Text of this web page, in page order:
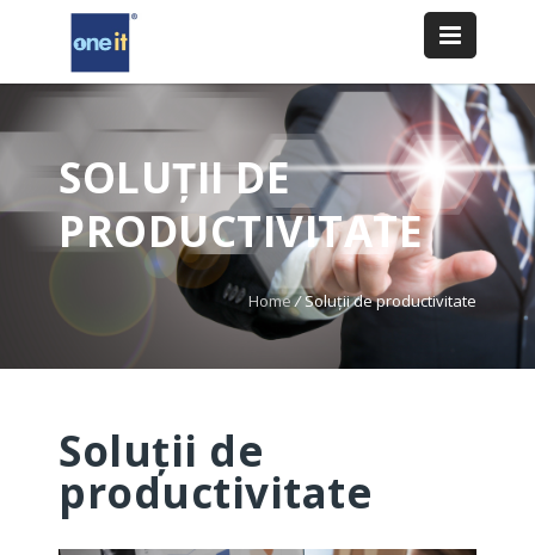
SOLUȚII DE
PRODUCTIVITATE
Home/ Soluții de productivitate
Soluții de
productivitate